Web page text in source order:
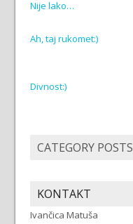
Nije lako…
Ah, taj rukomet:)
Divnost:)
CATEGORY POSTS
KONTAKT
Ivančica Matuša